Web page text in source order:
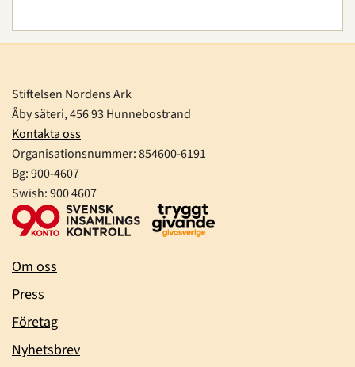
Stiftelsen Nordens Ark
Åby säteri, 456 93 Hunnebostrand
Kontakta oss
Organisationsnummer:854600-6191
Bg: 900-4607
Swish: 900 4607
Om oss
Press
Företag
Nyhetsbrev